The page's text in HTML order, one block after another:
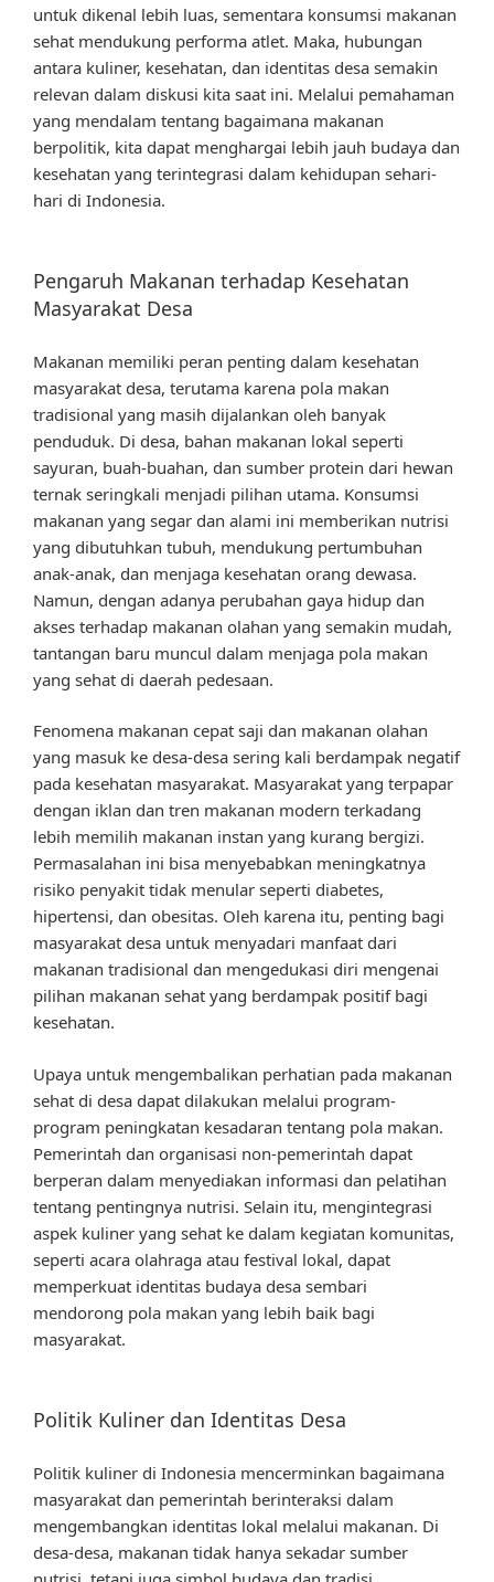
untuk dikenal lebih luas, sementara konsumsi makanan
sehat mendukung performa atlet. Maka, hubungan
antara kuliner, kesehatan, dan identitas desa semakin
relevan dalam diskusi kita saat ini. Melalui pemahaman
yang mendalam tentang bagaimana makanan
berpolitik, kita dapat menghargai lebih jauh budaya dan
kesehatan yang terintegrasi dalam kehidupan sehari-
hari di Indonesia.
Pengaruh Makanan terhadap Kesehatan
Masyarakat Desa
Makanan memiliki peran penting dalam kesehatan
masyarakat desa, terutama karena pola makan
tradisional yang masih dijalankan oleh banyak
penduduk. Di desa, bahan makanan lokal seperti
sayuran, buah-buahan, dan sumber protein dari hewan
ternak seringkali menjadi pilihan utama. Konsumsi
makanan yang segar dan alami ini memberikan nutrisi
yang dibutuhkan tubuh, mendukung pertumbuhan
anak-anak, dan menjaga kesehatan orang dewasa.
Namun, dengan adanya perubahan gaya hidup dan
akses terhadap makanan olahan yang semakin mudah,
tantangan baru muncul dalam menjaga pola makan
yang sehat di daerah pedesaan.
Fenomena makanan cepat saji dan makanan olahan
yang masuk ke desa-desa sering kali berdampak negatif
pada kesehatan masyarakat. Masyarakat yang terpapar
dengan iklan dan tren makanan modern terkadang
lebih memilih makanan instan yang kurang bergizi.
Permasalahan ini bisa menyebabkan meningkatnya
risiko penyakit tidak menular seperti diabetes,
hipertensi, dan obesitas. Oleh karena itu, penting bagi
masyarakat desa untuk menyadari manfaat dari
makanan tradisional dan mengedukasi diri mengenai
pilihan makanan sehat yang berdampak positif bagi
kesehatan.
Upaya untuk mengembalikan perhatian pada makanan
sehat di desa dapat dilakukan melalui program-
program peningkatan kesadaran tentang pola makan.
Pemerintah dan organisasi non-pemerintah dapat
berperan dalam menyediakan informasi dan pelatihan
tentang pentingnya nutrisi. Selain itu, mengintegrasi
aspek kuliner yang sehat ke dalam kegiatan komunitas,
seperti acara olahraga atau festival lokal, dapat
memperkuat identitas budaya desa sembari
mendorong pola makan yang lebih baik bagi
masyarakat.
Politik Kuliner dan Identitas Desa
Politik kuliner di Indonesia mencerminkan bagaimana
masyarakat dan pemerintah berinteraksi dalam
mengembangkan identitas lokal melalui makanan. Di
desa-desa, makanan tidak hanya sekadar sumber